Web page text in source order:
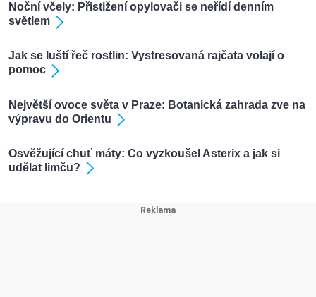
Noční včely: Přistižení opylovači se neřídí denním
světlem
Jak se luští řeč rostlin: Vystresovaná rajčata volají o
pomoc
Největší ovoce světa v Praze: Botanická zahrada zve na
výpravu do Orientu
Osvěžující chuť máty: Co vyzkoušel Asterix a jak si
udělat limču?